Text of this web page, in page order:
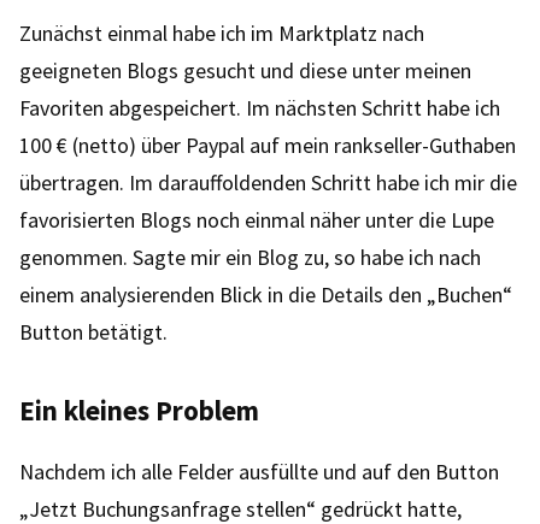
Zunächst einmal habe ich im Marktplatz nach
geeigneten Blogs gesucht und diese unter meinen
Favoriten abgespeichert. Im nächsten Schritt habe ich
100 € (netto) über Paypal auf mein rankseller-Guthaben
übertragen. Im darauffoldenden Schritt habe ich mir die
favorisierten Blogs noch einmal näher unter die Lupe
genommen. Sagte mir ein Blog zu, so habe ich nach
einem analysierenden Blick in die Details den „Buchen“
Button betätigt.
Ein kleines Problem
Nachdem ich alle Felder ausfüllte und auf den Button
„Jetzt Buchungsanfrage stellen“ gedrückt hatte,